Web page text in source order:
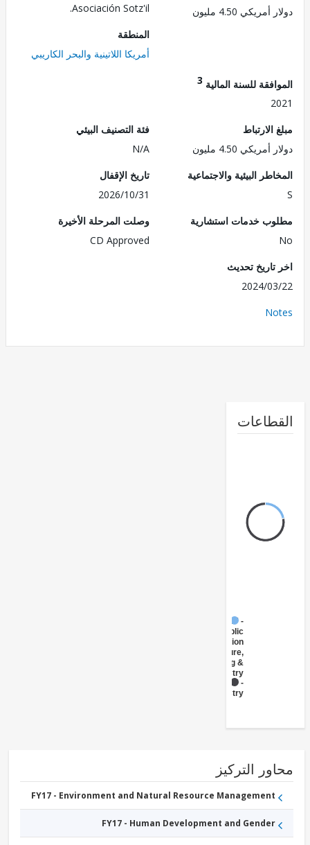
4.50 مليون
Asociación Sotz'il.
أمريكا اللاتينية والبحر الكاريبي
للسنة المالية3
4.50 مليون
فئة التصنيف البيئي
البيئية والاجتماعية
تاريخ الإقفال
2026/10/31
خدمات استشارية
وصلت المرحلة الأخيرة
CD Approved
تحديث
2024/
Administration
- Agriculture,
Fishing &
التركيز
FY17 - Environment and Natural Resource Management
FY17 - Human Development and Gender